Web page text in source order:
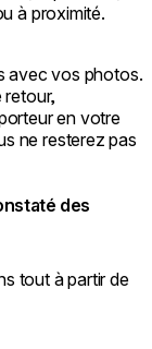
à proximité.
avec vos photos.
retour,
en votre
ne resterez pas
des
tout à partir de